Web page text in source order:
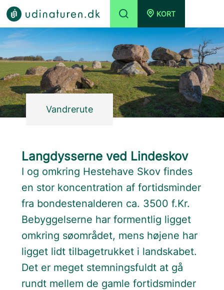
KORT
Vandrerute
Langdysserne ved Lindeskov
I og omkring Hestehave Skov findes
en stor koncentration af fortidsminder
fra bondestenalderen ca. 3500 f.Kr.
Bebyggelserne har formentlig ligget
omkring søområdet, mens højene har
ligget lidt tilbagetrukket i landskabet.
Det er meget stemningsfuldt at gå
rundt mellem de gamle fortidsminder